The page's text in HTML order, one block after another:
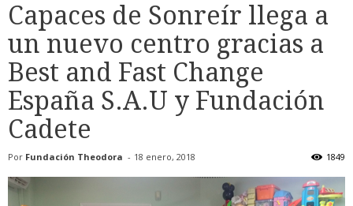
Capaces de Sonreír llega a
un nuevo centro gracias a
Best and Fast Change
España S.A.U y Fundación
Cadete
Por Fundación Theodora - 18 enero, 2018 1849